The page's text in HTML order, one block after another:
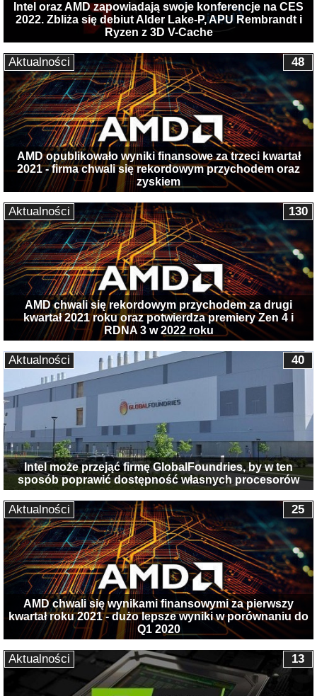
Intel oraz AMD zapowiadają swoje konferencje na CES
2022. Zbliża się debiut Alder Lake-P, APU Rembrandt i
Ryzen z 3D V-Cache
AMD opublikowało wyniki finansowe za trzeci kwartał
2021 - firma chwali się rekordowym przychodem oraz
zyskiem
48
Aktualności
AMD chwali się rekordowym przychodem za drugi
kwartał 2021 roku oraz potwierdza premiery Zen 4 i
RDNA 3 w 2022 roku
130
Aktualności
Intel może przejąć firmę GlobalFoundries, by w ten
sposób poprawić dostępność własnych procesorów
40
Aktualności
AMD chwali się wynikami finansowymi za pierwszy
kwartał roku 2021 - dużo lepsze wyniki w porównaniu do
Q1 2020
25
Aktualności
13
Aktualności